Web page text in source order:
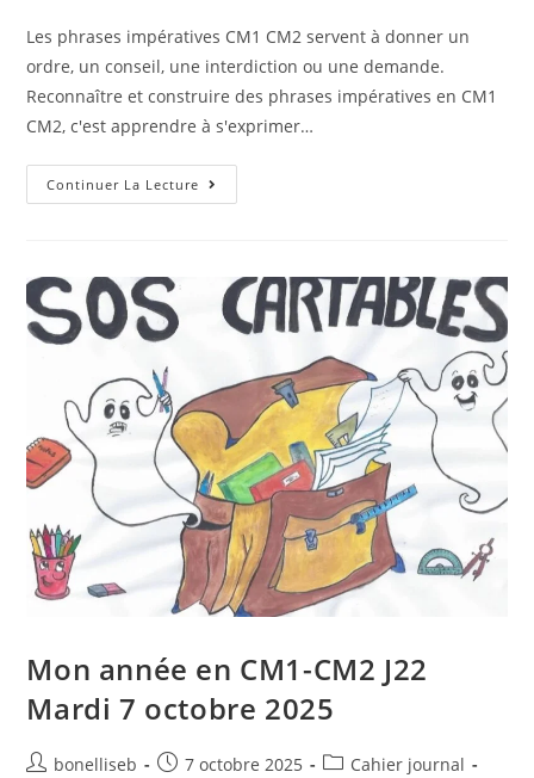
Les phrases impératives CM1 CM2 servent à donner un
ordre, un conseil, une interdiction ou une demande.
Reconnaître et construire des phrases impératives en CM1
CM2, c'est apprendre à s'exprimer…
Continuer La Lecture
Mon année en CM1-CM2 J22
Mardi 7 octobre 2025
bonelliseb 7 octobre 2025 Cahier journal